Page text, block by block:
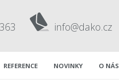
info@dako.cz
REFERENCE NOVINKY O NÁS